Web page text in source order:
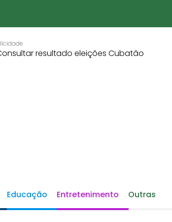
Educação Entretenimento Outras